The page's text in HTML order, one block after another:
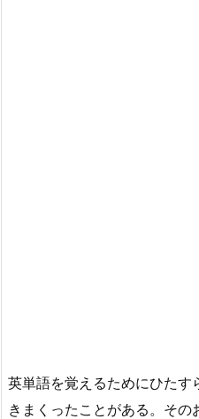
英単語を覚えるためにひた
きまくったことがある。そ